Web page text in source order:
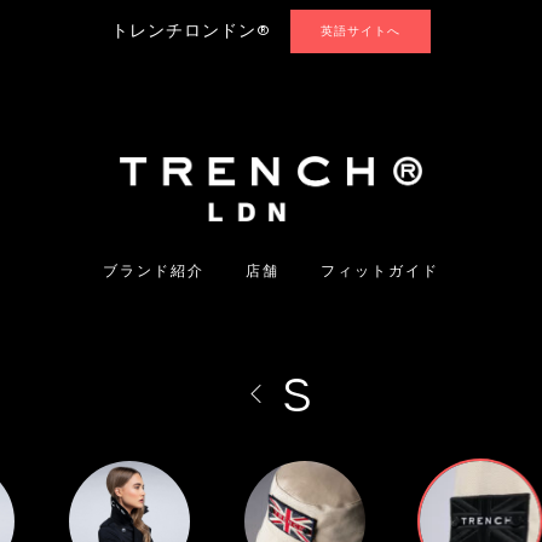
トレンチロンドン® 英語サイトへ
ブランド紹介 店舗 フィットガイド
S